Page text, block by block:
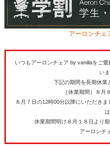
アーロンチェ
いつもアーロンチェア by vanillaをご
いま
下記の期間を長期休業
［休業期間］８月
８月７日の12時00分以降にいただき
は
休業期間明け８月１８日より
アーロンチ